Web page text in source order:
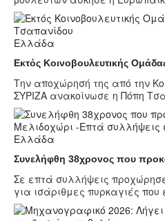
Ελλάδα
Εκτός Κοινοβουλευτικής
Την αποχώρησή της από την
ΣΥΡΙΖΑ ανακοίνωσε η Πόπη
Ελλάδα
Συνελήφθη 38χρονος που
Σε επτά συλλήψεις
για ισάριθμες πυρκαγιές που